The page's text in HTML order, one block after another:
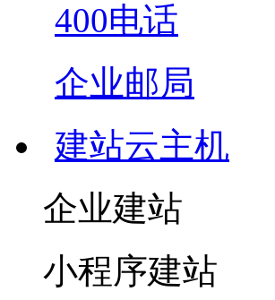
400电话
企业邮局
建站云主机
企业建站
小程序建站